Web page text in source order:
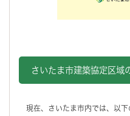
さいたま市建築協定区域
現在、さいたま市内では、以